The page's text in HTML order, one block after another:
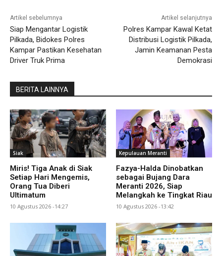
Artikel sebelumnya
Siap Mengantar Logistik
Pilkada, Bidokes Polres
Kampar Pastikan Kesehatan
Driver Truk Prima
Artikel selanjutnya
Polres Kampar Kawal Ketat
Distribusi Logistik Pilkada,
Jamin Keamanan Pesta
Demokrasi
BERITA LAINNYA
Siak
Miris! Tiga Anak di Siak
Setiap Hari Mengemis,
Orang Tua Diberi
Ultimatum
10 Agustus 2026 -14:27
Kepulauan Meranti
Fazya-Halda Dinobatkan
sebagai Bujang Dara
Meranti 2026, Siap
Melangkah ke Tingkat Riau
10 Agustus 2026 -13:42